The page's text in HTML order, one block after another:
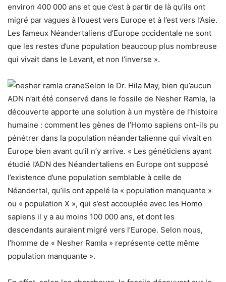
environ 400 000 ans et que c’est à partir de là qu’ils ont
migré par vagues à l’ouest vers Europe et à l’est vers l’Asie.
Les fameux Néandertaliens d’Europe occidentale ne sont
que les restes d’une population beaucoup plus nombreuse
qui vivait dans le Levant, et non l’inverse ».
Selon le Dr. Hila May, bien qu’aucun
ADN n’ait été conservé dans le fossile de Nesher Ramla, la
découverte apporte une solution à un mystère de l’histoire
humaine : comment les gènes de l’Homo sapiens ont-ils pu
pénétrer dans la population néandertalienne qui vivait en
Europe bien avant qu’il n’y arrive. « Les généticiens ayant
étudié l’ADN des Néandertaliens en Europe ont supposé
l’existence d’une population semblable à celle de
Néandertal, qu’ils ont appelé la « population manquante »
ou « population X », qui s’est accouplée avec les Homo
sapiens il y a au moins 100 000 ans, et dont les
descendants auraient migré vers l’Europe. Selon nous,
l’homme de « Nesher Ramla » représente cette même
population manquante ».